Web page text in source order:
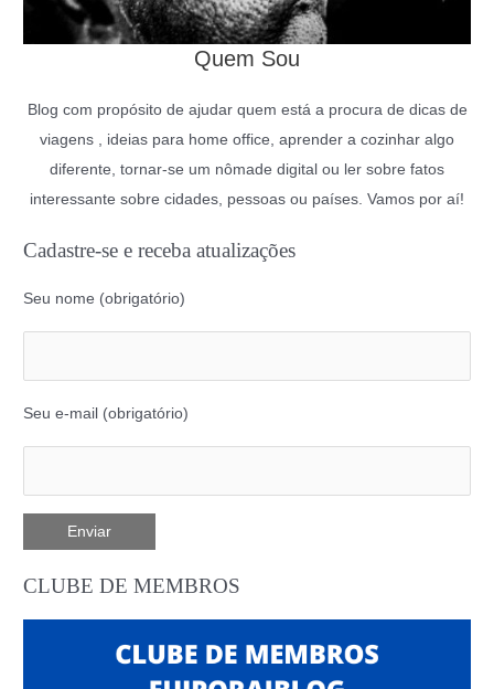
Quem Sou
Blog com propósito de ajudar quem está a procura de dicas de
viagens , ideias para home office, aprender a cozinhar algo
diferente, tornar-se um nômade digital ou ler sobre fatos
interessante sobre cidades, pessoas ou países. Vamos por aí!
Cadastre-se e receba atualizações
Seu nome (obrigatório)
Seu e-mail (obrigatório)
CLUBE DE MEMBROS